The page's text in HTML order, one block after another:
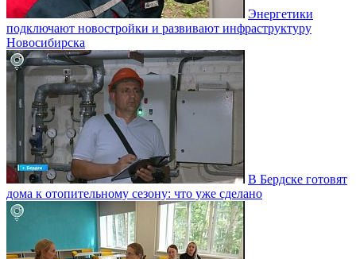
Энергетики
подключают новостройки и развивают инфраструктуру
Новосибирска
В Бердске готовят
дома к отопительному сезону: что уже сделано